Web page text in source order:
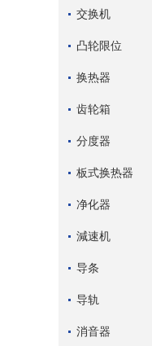
交换机
凸轮限位
换热器
齿轮箱
分度器
板式换热器
净化器
減速机
导条
导轨
消音器